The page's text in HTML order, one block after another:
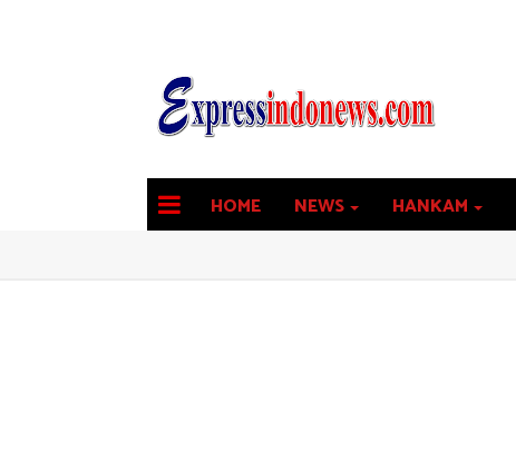
HOME NEWS HANKAM